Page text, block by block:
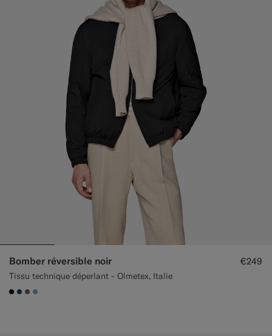
Bomber réversible noir
Tissu technique déperlant - Olmetex, Italie
€249
#000000
#1C3D7A
#706559
#82A1DC